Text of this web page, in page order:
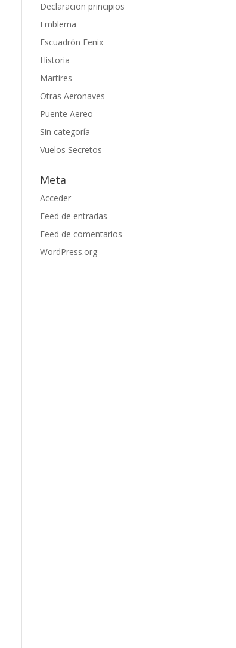
Declaracion principios
Emblema
Escuadrón Fenix
Historia
Martires
Otras Aeronaves
Puente Aereo
Sin categoría
Vuelos Secretos
Meta
Acceder
Feed de entradas
Feed de comentarios
WordPress.org